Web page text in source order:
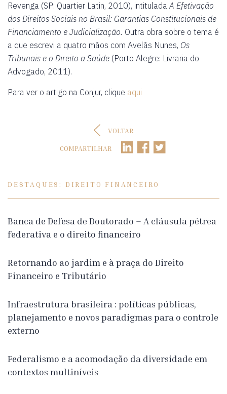
Revenga (SP: Quartier Latin, 2010), intituladaA Efetivação
dos Direitos Sociais no Brasil: Garantias Constitucionais de
Financiamento e Judicialização. Outra obra sobre o tema é
a que escrevi a quatro mãos com Avelãs Nunes, Os
Tribunais e o Direito a Saúde (Porto Alegre: Livraria do
Advogado, 2011).
Para ver o artigo na Conjur, clique aqui
VOLTAR
COMPARTILHAR
DESTAQUES: DIREITO FINANCEIRO
Banca de Defesa de Doutorado – A cláusula pétrea
federativa e o direito financeiro
Retornando ao jardim e à praça do Direito
Financeiro e Tributário
Infraestrutura brasileira : políticas públicas,
planejamento e novos paradigmas para o controle
externo
Federalismo e a acomodação da diversidade em
contextos multiníveis